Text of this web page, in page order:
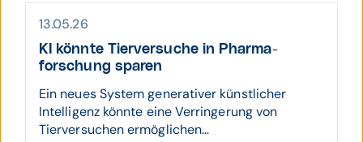
13.05.26
KI könnte Tier­ver­suche in Pharma­
forschung sparen
Ein neues System generativer künstlicher
Intelligenz könnte eine Verringerung von
Tierversuchen ermöglichen...